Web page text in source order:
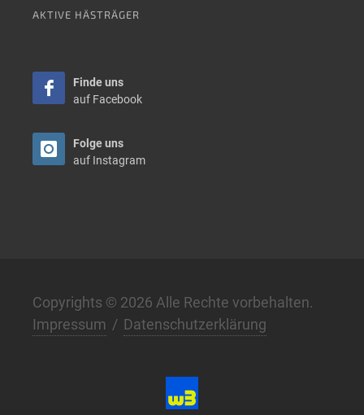
AKTIVE HÄSTRÄGER
Finde uns
auf Facebook
Folge uns
auf Instagram
Copyrights © 2026 Alle Rechte vorbehalten.
Impressum / Datenschutzerklärung